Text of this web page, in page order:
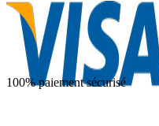
100% paiement sécurisé